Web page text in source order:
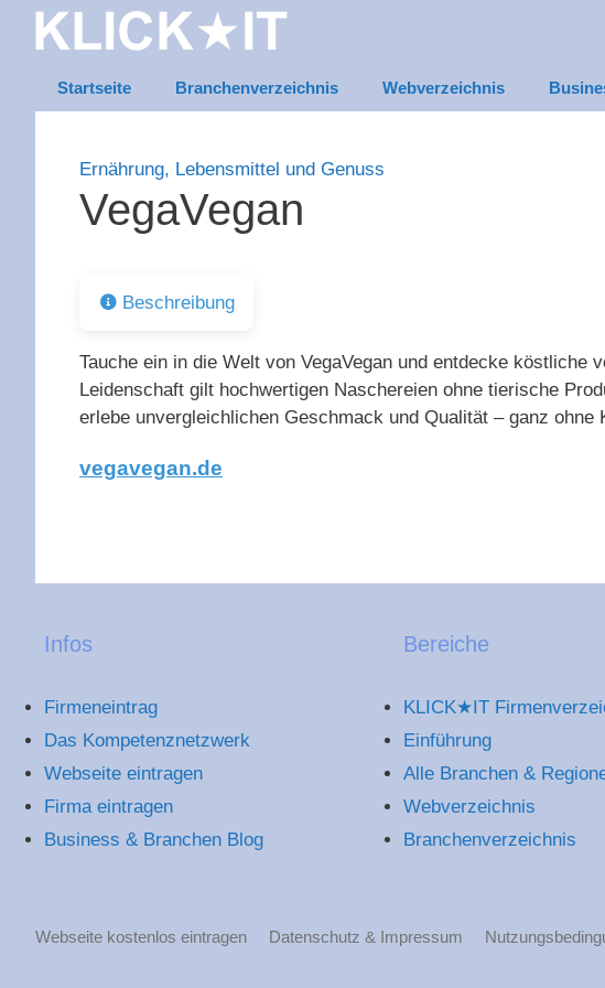
Inhalt
Startseite Branchenverzeichnis Webverzeichnis
Ernährung, Lebensmittel und Genuss
VegaVegan
Beschreibung
Tauche ein in die Welt von VegaVegan und entdecke köstliche
Leidenschaft gilt hochwertigen Naschereien ohne tierische
erlebe unvergleichlichen Geschmack und Qualität – ganz ohne
vegavegan.de
Infos
Firmeneintrag
Das Kompetenznetzwerk
Webseite eintragen
Firma eintragen
Business & Branchen Blog
Bereiche
KLICK★IT
Einführung
Alle Branchen &
Webverzeichnis
Branchenverzeichnis
Webseite kostenlos eintragen Datenschutz & Impressum